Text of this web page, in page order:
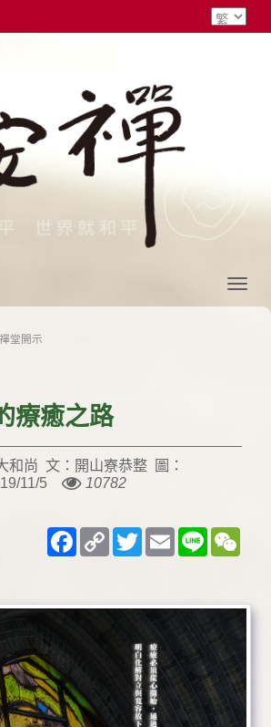
禪堂開示
療癒之路
尚 文：開山寮恭整 圖：
11/5 10782
Facebook
Copy
Link
TwitterEmailLine